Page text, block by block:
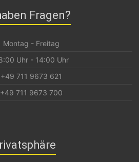
Fragen?
Montag - Freitag
Uhr - 14:00 Uhr
+49 711 9673 621
+49 711 9673 700